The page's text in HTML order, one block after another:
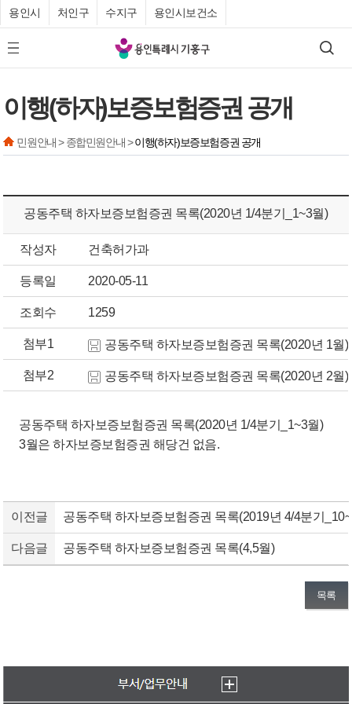
용인시 처인구 수지구 용인시보건소
모바일 메뉴 버튼
기
흥
청
검색
이행(하자)보증보험증권 공개
민원안내 > 종합민원안내 >이행(하자)보증보험증권 공개
공동주택 하자보증보험증권 목록(2020년 1/4분기_1~3월)
작성자 건축허가과
등록일 2020-05-11
조회수 1259
첨부1 공동주택 하자보증보험증권 목록(2020년 1월
첨부2 공동주택 하자보증보험증권 목록(2020년 2월
공동주택 하자보증보험증권 목록(2020년 1/4분기_1~3월)
3월은 하자보증보험증권 해당건 없음.
이전글 공동주택 하자보증보험증권 목록(2019년 4/4분기
다음글 공동주택 하자보증보험증권 목록(4,5월)
목록